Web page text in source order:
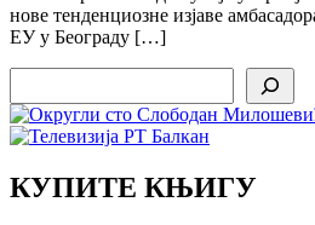
нове тенденциозне изјаве
ЕУ у Београду […]
КУПИТЕ КЊИГУ